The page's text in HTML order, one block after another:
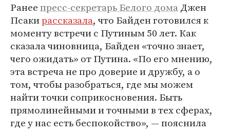
Ранеепресс-секретарь Белого домаДжен
Псакирассказала, что Байден готовился к
моменту встречи с Путиным 50 лет. Как
сказала чиновница, Байден «точно знает,
чего ожидать» от Путина. «По его мнению,
эта встреча не про доверие и дружбу, а о
том, чтобы разобраться, где мы можем
найти точки соприкосновения. Быть
прямолинейными и точными в тех сферах,
где у нас есть беспокойство», — пояснила